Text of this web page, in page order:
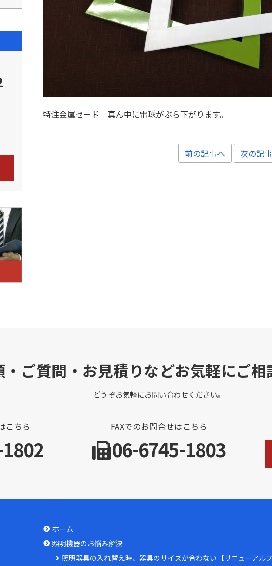
特注金属セード 真ん中に電球がぶら下がります。
前の記事へ 次の記
・ご質問・お見積りなどお気軽にご
どうぞお気軽にお問い合わせください。
こちら FAXでのお問合せはこちら
06-6745-1803
ホーム
照明機器のお悩み解決
照明器具の入れ替え時、器具のサイズが合わない【リニューアル